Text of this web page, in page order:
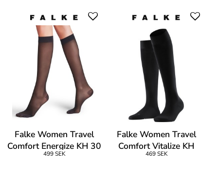
Falke Women Travel
Comfort Energize KH 30
Den
499 SEK
Falke Women Travel
Comfort Vitalize KH
469 SEK